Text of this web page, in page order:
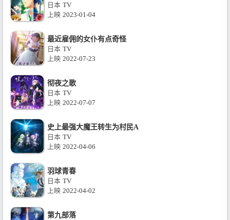
日本 TV
上映 2023-01-04
最近雇佣的女仆有点奇怪
日本 TV
上映 2022-07-23
彻夜之歌
日本 TV
上映 2022-07-07
史上最强大魔王转生为村民A
日本 TV
上映 2022-04-06
羽球青春
日本 TV
上映 2022-04-02
第九部落